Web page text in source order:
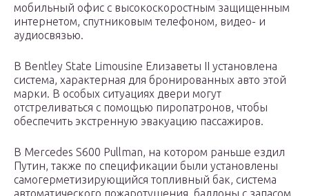
мобильный офис с высокоскоростным защищенным
интернетом, спутниковым телефоном, видео- и
аудиосвязью.
В Bentley State Limousine Елизаветы II установлена
система, характерная для бронированных авто этой
марки. В особых ситуациях двери могут
отстреливаться с помощью пиропатронов, чтобы
обеспечить экстренную эвакуацию пассажиров.
В Mercedes S600 Pullman, на котором раньше ездил
Путин, также по спецификации были установлены
самогерметизирующийся топливный бак, система
автоматического пожаротушения, баллоны с запасом